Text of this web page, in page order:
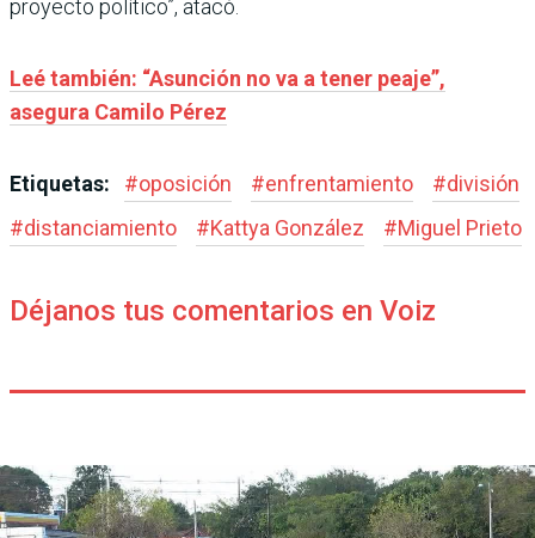
proyecto político”, atacó.
Leé también: “Asunción no va a tener peaje”,
asegura Camilo Pérez
Etiquetas: #oposición #enfrentamiento #división
#distanciamiento #Kattya González #Miguel Prieto
Déjanos tus comentarios en Voiz